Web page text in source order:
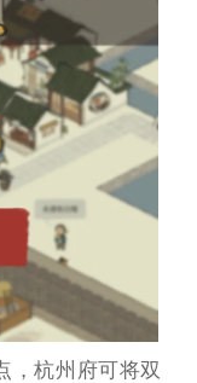
，杭州府可将双